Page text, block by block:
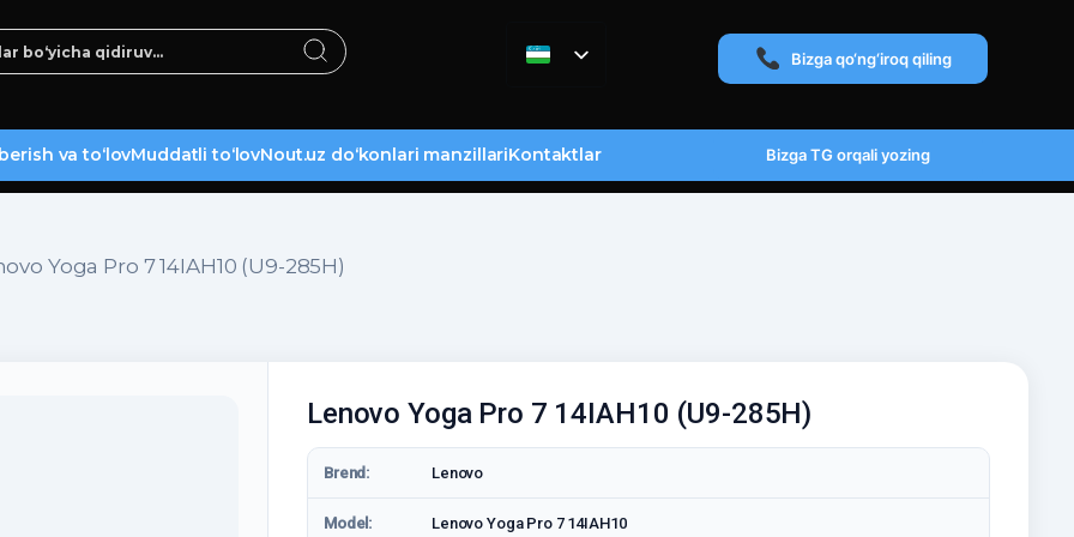
Bizga qo‘ng‘iroq qiling
va to‘lovMuddatli to‘lovNout.uz do‘konlari manzillariKontaktlar Bizga TG orqali yozing
Yoga Pro 7 14IAH10 (U9-285H)
Lenovo Yoga Pro 7 14IAH10 (U9-285H)
Brend: Lenovo
Model: Lenovo Yoga Pro 7 14IAH10